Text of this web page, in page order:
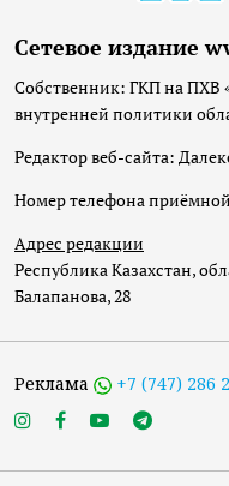
Сетевое издание
Собственник: ГКП на ПХВ
внутренней политики
Редактор веб-сайта:
Номер телефона
Адрес редакции
Республика Казахстан,
Балапанова, 28
Реклама +7 (747) 286